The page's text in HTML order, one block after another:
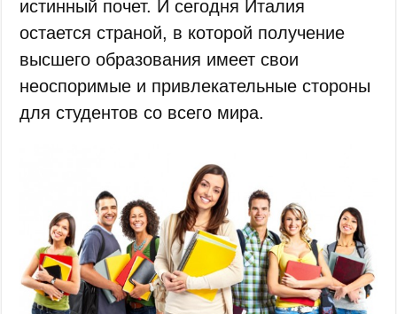
истинный почет. И сегодня Италия
остается страной, в которой получение
высшего образования имеет свои
неоспоримые и привлекательные стороны
для студентов со всего мира.